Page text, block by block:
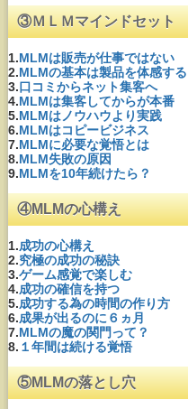
③ＭＬＭマインドセット
1.MLMは販売が仕事ではない
2.MLMの基本は製品を体感する
3.口コミからネット集客へ
4.MLMは集客してからが本番
5.MLMはノウハウより実践
6.MLMはコピービジネス
7.MLMに必要な覚悟とは
8.MLM失敗の原因
9.MLMを10年続けたら？
④MLMの心構え
1.成功の心構え
2.究極の成功の秘訣
3.ゲーム感覚で楽しむ
4.成功の確信を持つ
5.成功する為の時間の作り方
6.成果が出るのに６ヵ月
7.MLMの魔の関門って？
8. １年間は続ける覚悟
⑤MLMの落とし穴